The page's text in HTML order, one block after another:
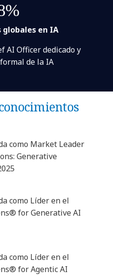
globales en IA
AI Officer dedicado y
de la IA
como Market Leader
Generative
como Líder en el
for Generative AI
como Líder en el
for Agentic AI